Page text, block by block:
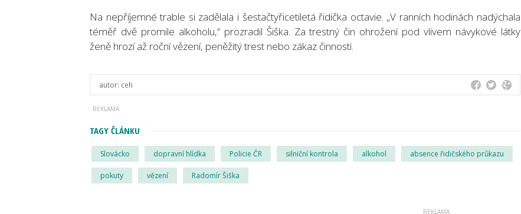
Na nepříjemné trable si zadělala i šestačtyřicetiletá řidička octavie. „V ranních hodinách nadýchala
téměř dvě promile alkoholu,“ prozradil Šiška. Za trestný čin ohrožení pod vlivem návykové látky
ženě hrozí až roční vězení, peněžitý trest nebo zákaz činnosti.
autor: ceh
TAGY ČLÁNKU
Slovácko dopravní hlídka Policie ČR silniční kontrola alkohol absence řidičského průkazu
pokuty vězení Radomír Šiška